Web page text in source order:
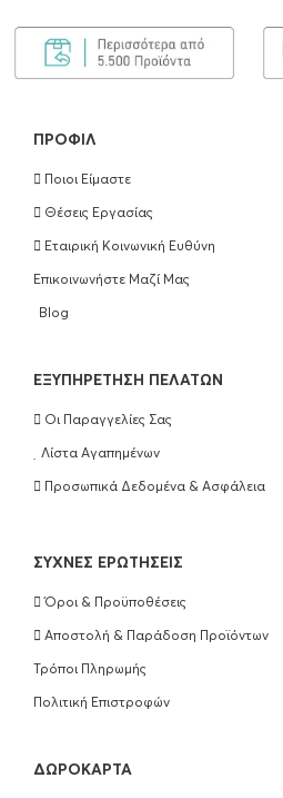
ΠΡΟΦΊΛ
Ποιοι Είμαστε
Θέσεις Εργασίας
Εταιρική Κοινωνική Ευθύνη
Επικοινωνήστε Μαζί Μας
Blog
EΞΥΠΗΡΈΤΗΣΗ ΠΕΛΑΤΏΝ
Οι Παραγγελίες Σας
Λίστα Αγαπημένων
Προσωπικά Δεδομένα & Ασφάλεια
ΣΥΧΝΈΣ ΕΡΩΤΉΣΕΙΣ
Όροι & Προϋποθέσεις
Αποστολή & Παράδοση Προϊόντων
Τρόποι Πληρωμής
Πολιτική Επιστροφών
ΔΩΡΟΚΆΡΤΑ